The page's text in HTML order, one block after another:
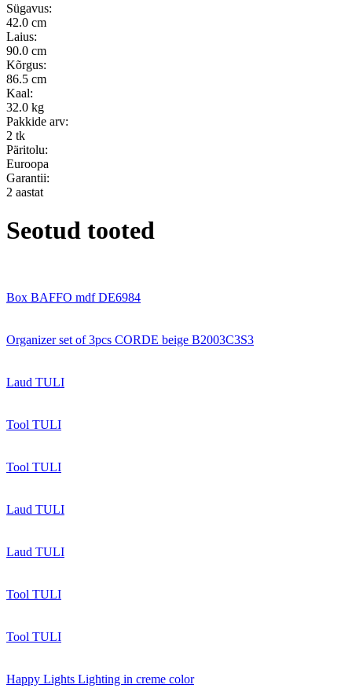
Sügavus:
42.0 cm
Laius:
90.0 cm
Kõrgus:
86.5 cm
Kaal:
32.0 kg
Pakkide arv:
2 tk
Päritolu:
Euroopa
Garantii:
2 aastat
Seotud tooted
Box BAFFO mdf DE6984
Organizer set of 3pcs CORDE beige B2003C3S3
Laud TULI
Tool TULI
Tool TULI
Laud TULI
Laud TULI
Tool TULI
Tool TULI
Happy Lights Lighting in creme color